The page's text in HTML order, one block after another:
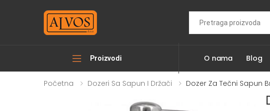
Proizvodi O nama Blog
Početna Dozeri Sa Sapun I Držači Dozer Za Tečni Sapun